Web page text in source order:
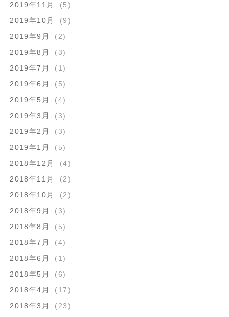
2019年11月
(5)
2019年10月
(9)
2019年9月
(2)
2019年8月
(3)
2019年7月
(1)
2019年6月
(5)
2019年5月
(4)
2019年3月
(3)
2019年2月
(3)
2019年1月
(5)
2018年12月
(4)
2018年11月
(2)
2018年10月
(2)
2018年9月
(3)
2018年8月
(5)
2018年7月
(4)
2018年6月
(1)
2018年5月
(6)
2018年4月
(17)
2018年3月
(23)